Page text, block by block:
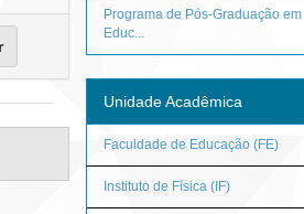
Programa de Pós-Graduação em
Educ...
Unidade Acadêmica
Faculdade de Educação (FE)
Instituto de Física (IF)